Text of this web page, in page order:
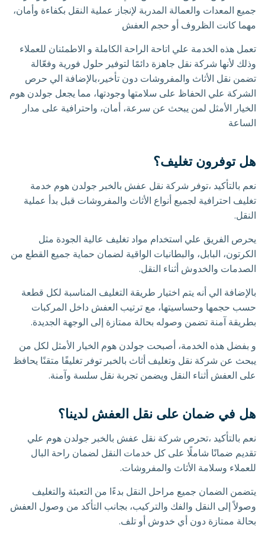
جميع المعدات والعمالة المدربة لإنجاز عملية النقل بكفاءة وأمان،
مهما كانت الظروف أو حجم العفش
تعمل هذه الخدمة علي اتاحة الراحة الكاملة و الاطمئنان للعملاء
وذلك لأنها شركة نقل جاهزة دائمًا لتوفير حلول فورية وفعّالة
تضمن نقل الأثاث والمفروشات دون تأخير،بالإضافة الي حرص
الشركة علي الحفاظ على سلامتها وجودتها، مما يجعل جولدن هوم
الخيار الأمثل لمن يبحث عن سرعة، أمان، واحترافية على مدار
الساعة
هل توفرون تغليف؟
نعم بالتأكيد ،توفر شركة نقل عفش بالخبر جولدن هوم خدمة
تغليف احترافية لجميع أنواع الأثاث والمفروشات قبل بدأ عملية
النقل.
يحرص الفريق علي استخدام مواد تغليف عالية الجودة مثل
الكرتون، البابل، والبطانيات الواقية لضمان حماية جميع القطع من
الصدمات والخدوش أثناء النقل.
بالإضافة الي أنه يتم اختيار طريقة التغليف المناسبة لكل قطعة
حسب حجمها وحساسيتها، مع ترتيب العفش داخل المركبات
بطريقة آمنة تضمن وصوله بحالة ممتازة إلى الوجهة الجديدة.
و بفضل هذه الخدمة، أصبحت جولدن هوم الخيار الأمثل لكل من
يبحث عن شركة نقل وتغليف أثاث بالخبر توفر تغليفًا متقنًا يحافظ
على العفش أثناء النقل ويضمن تجربة نقل سلسة وآمنة.
هل في ضمان على نقل العفش لدينا؟
نعم بالتأكيد ،تحرص شركة نقل عفش بالخبر جولدن هوم علي
تقديم ضمانًا شاملًا على كل خدمات النقل لضمان راحة البال
للعملاء وسلامة الأثاث والمفروشات.
يتضمن الضمان جميع مراحل النقل بدءًا من التعبئة والتغليف
وصولاً إلى النقل والفك والتركيب، بجانب التأكد من وصول العفش
بحالة ممتازة دون أي خدوش أو تلف.